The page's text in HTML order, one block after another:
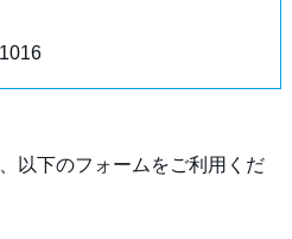
以下のフォームをご利用くだ